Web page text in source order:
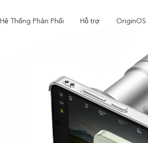
Hệ Thống Phân Phối Hỗ trợ OriginOS